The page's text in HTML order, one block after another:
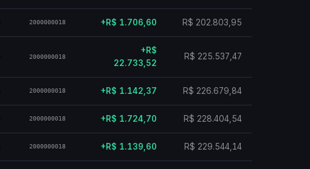
2000000018 +R$ 1.706,60 R$ 202.803,95
2000000018
+R$
22.733,52
R$ 225.537,47
2000000018 +R$ 1.142,37 R$ 226.679,84
2000000018 +R$ 1.724,70 R$ 228.404,54
2000000018 +R$ 1.139,60 R$ 229.544,14